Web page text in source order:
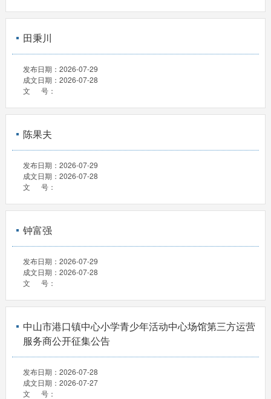
田秉川
发布日期： 2026-07-29
成文日期： 2026-07-28
文 号：
陈果夫
发布日期： 2026-07-29
成文日期： 2026-07-28
文 号：
钟富强
发布日期： 2026-07-29
成文日期： 2026-07-28
文 号：
中山市港口镇中心小学青少年活动中心场馆第三方运营
服务商公开征集公告
发布日期： 2026-07-28
成文日期： 2026-07-27
文 号：